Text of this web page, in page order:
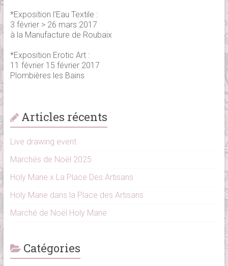
*Exposition l'Eau Textile :
3 février > 26 mars 2017
à la Manufacture de Roubaix
*Exposition Erotic Art :
11 février 15 février 2017
Plombières les Bains
Articles récents
Live drawing event
Marchés de Noël 2025
Holy Mane x La Place Des Artisans
Holy Mane dans la Place des Artisans
Marché de Noël Holy Mane
Catégories